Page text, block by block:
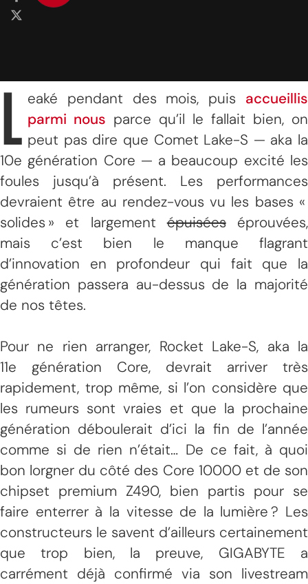
L eaké pendant des mois, puis accueillis
parmi nous parce qu’il le fallait bien, on
peut pas dire que Comet Lake-S — aka la
10e génération Core — a beaucoup excité les
foules jusqu’à présent. Les performances
devraient être au rendez-vous vu les bases «
solides » et largementépuiséeséprouvées,
mais c’est bien le manque flagrant
d’innovation en profondeur qui fait que la
génération passera au-dessus de la majorité
de nos têtes.
Pour ne rien arranger, Rocket Lake-S, aka la
11e génération Core, devrait arriver très
rapidement, trop même, si l’on considère que
les rumeurs sont vraies et que la prochaine
génération déboulerait d’ici la fin de l’année
comme si de rien n’était… De ce fait, à quoi
bon lorgner du côté des Core 10000 et de son
chipset premium Z490, bien partis pour se
faire enterrer à la vitesse de la lumière ? Les
constructeurs le savent d’ailleurs certainement
que trop bien, la preuve, GIGABYTE a
carrément déjà confirmé via son livestream